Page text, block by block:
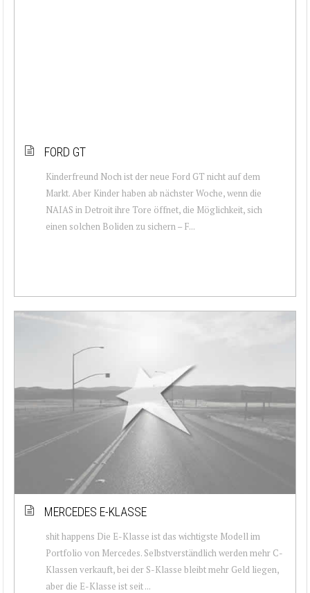
FORD GT
Kinderfreund Noch ist der neue Ford GT nicht auf dem
Markt. Aber Kinder haben ab nächster Woche, wenn die
NAIAS in Detroit ihre Tore öffnet, die Möglichkeit, sich
einen solchen Boliden zu sichern – F...
MERCEDES E-KLASSE
shit happens Die E-Klasse ist das wichtigste Modell im
Portfolio von Mercedes. Selbstverständlich werden mehr C-
Klassen verkauft, bei der S-Klasse bleibt mehr Geld liegen,
aber die E-Klasse ist seit ...